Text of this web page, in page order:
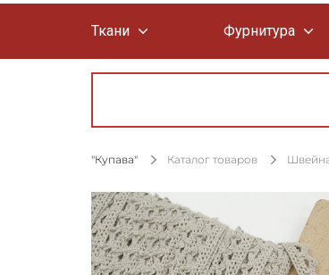
Ткани Фурнитура
"Купава" Каталог товаров